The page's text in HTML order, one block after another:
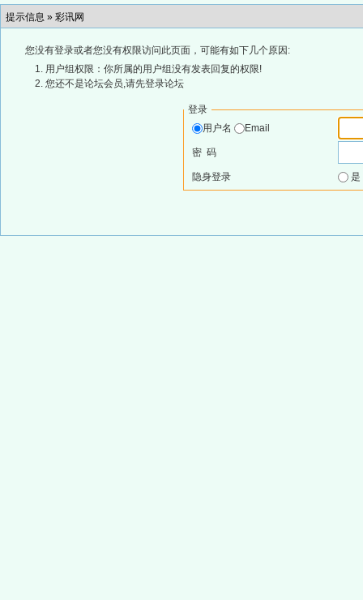
提示信息 » 彩讯网
您没有登录或者您没有权限访问此页面，可能有如下几个原因:
用户组权限：你所属的用户组没有发表回复的权限!
您还不是论坛会员,请先登录论坛
登录
用户名
Email
密 码
隐身登录